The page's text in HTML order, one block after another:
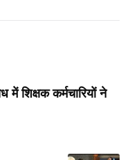
में शिक्षक कर्मचारियों ने